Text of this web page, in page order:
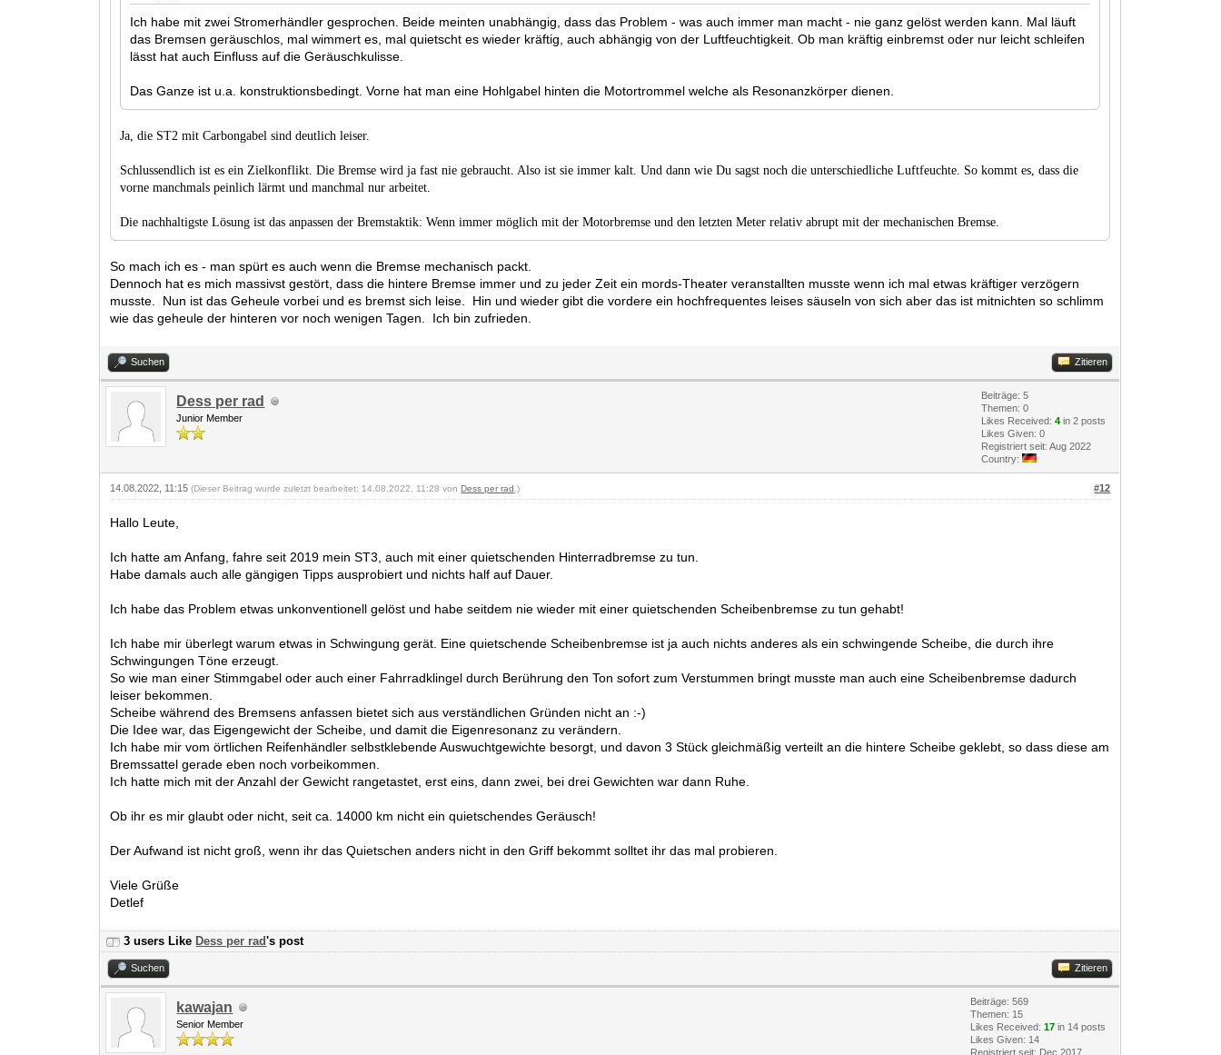
Ich habe mit zwei Stromerhändler gesprochen. Beide meinten unabhängig, dass das Problem - was auch immer man macht - nie ganz gelöst werden kann. Mal läuft
das Bremsen geräuschlos, mal wimmert es, mal quietscht es wieder kräftig, auch abhängig von der Luftfeuchtigkeit. Ob man kräftig einbremst oder nur leicht schleifen
lässt hat auch Einfluss auf die Geräuschkulisse.
Das Ganze ist u.a. konstruktionsbedingt. Vorne hat man eine Hohlgabel hinten die Motortrommel welche als Resonanzkörper dienen.
Ja, die ST2 mit Carbongabel sind deutlich leiser.
Schlussendlich ist es ein Zielkonflikt. Die Bremse wird ja fast nie gebraucht. Also ist sie immer kalt. Und dann wie Du sagst noch die unterschiedliche Luftfeuchte. So kommt es, dass die
vorne manchmals peinlich lärmt und manchmal nur arbeitet.
Die nachhaltigste Lösung ist das anpassen der Bremstaktik: Wenn immer möglich mit der Motorbremse und den letzten Meter relativ abrupt mit der mechanischen Bremse.
So mach ich es - man spürt es auch wenn die Bremse mechanisch packt.
Dennoch hat es mich massivst gestört, dass die hintere Bremse immer und zu jeder Zeit ein mords-Theater veranstallten musste wenn ich mal etwas kräftiger verzögern
musste. Nun ist das Geheule vorbei und es bremst sich leise. Hin und wieder gibt die vordere ein hochfrequentes leises säuseln von sich aber das ist mitnichten so schlimm
wie das geheule der hinteren vor noch wenigen Tagen. Ich bin zufrieden.
Suchen Zitieren
Dess per rad
Junior Member
Beiträge: 5
Themen: 0
Likes Received:4 in 2 posts
Likes Given: 0
Registriert seit: Aug 2022
Country:
#12
14.08.2022, 11:15(Dieser Beitrag wurde zuletzt bearbeitet: 14.08.2022, 11:28 vonDess per rad .)
Hallo Leute,
Ich hatte am Anfang, fahre seit 2019 mein ST3, auch mit einer quietschenden Hinterradbremse zu tun.
Habe damals auch alle gängigen Tipps ausprobiert und nichts half auf Dauer.
Ich habe das Problem etwas unkonventionell gelöst und habe seitdem nie wieder mit einer quietschenden Scheibenbremse zu tun gehabt!
Ich habe mir überlegt warum etwas in Schwingung gerät. Eine quietschende Scheibenbremse ist ja auch nichts anderes als ein schwingende Scheibe, die durch ihre
Schwingungen Töne erzeugt.
So wie man einer Stimmgabel oder auch einer Fahrradklingel durch Berührung den Ton sofort zum Verstummen bringt musste man auch eine Scheibenbremse dadurch
leiser bekommen.
Scheibe während des Bremsens anfassen bietet sich aus verständlichen Gründen nicht an :-)
Die Idee war, das Eigengewicht der Scheibe, und damit die Eigenresonanz zu verändern.
Ich habe mir vom örtlichen Reifenhändler selbstklebende Auswuchtgewichte besorgt, und davon 3 Stück gleichmäßig verteilt an die hintere Scheibe geklebt, so dass diese am
Bremssattel gerade eben noch vorbeikommen.
Ich hatte mich mit der Anzahl der Gewicht rangetastet, erst eins, dann zwei, bei drei Gewichten war dann Ruhe.
Ob ihr es mir glaubt oder nicht, seit ca. 14000 km nicht ein quietschendes Geräusch!
Der Aufwand ist nicht groß, wenn ihr das Quietschen anders nicht in den Griff bekommt solltet ihr das mal probieren.
Viele Grüße
Detlef
3 users Like Dess per rad's post
Suchen Zitieren
kawajan
Senior Member
Beiträge: 569
Themen: 15
Likes Received:17 in 14 posts
Likes Given: 14
Registriert seit: Dec 2017